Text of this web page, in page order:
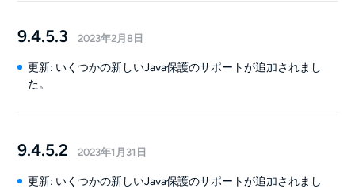
9.4.5.3 2023年2月8日
更新: いくつかの新しいJava保護のサポートが追加されまし
た。
9.4.5.2 2023年1月31日
更新: いくつかの新しいJava保護のサポートが追加されまし